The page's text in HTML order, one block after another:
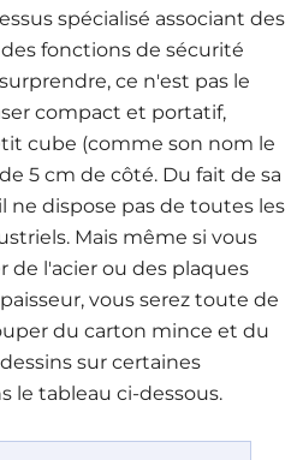
spécialisé associant des
fonctions de sécurité
ce n'est pas le
compact et portatif,
cube (comme son nom le
5 cm de côté. Du fait de sa
ne dispose pas de toutes les
Mais même si vous
de l'acier ou des plaques
vous serez toute de
du carton mince et du
sur certaines
le tableau ci-dessous.